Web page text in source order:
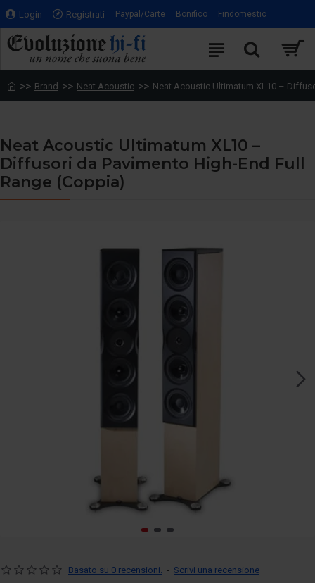
Login Registrati Paypal/Carte Bonifico Findomestic
Brand Neat Acoustic Neat Acoustic Ultimatum XL10 –
Neat Acoustic Ultimatum XL10 –
Diffusori da Pavimento High-End Full
Range (Coppia)
Basato su 0 recensioni. - Scrivi una recensione